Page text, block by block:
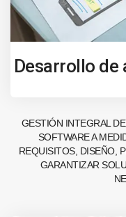
Desarrollo de
GESTIÓN INTEGRAL
SOFTWARE A
REQUISITOS, DISEÑO,
GARANTIZAR